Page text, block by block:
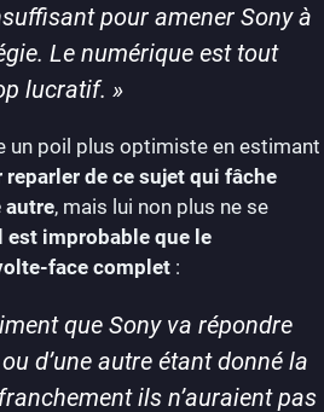
pour amener Sony à
Le numérique est tout
lucratif. »
un poil plus optimiste en estimant
de ce sujet qui fâche
autre, mais lui non plus ne se
est improbable que le
face complet :
que Sony va répondre
d’une autre étant donné la
ils n’auraient pas